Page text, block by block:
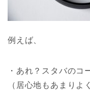
例えば、
・あれ？スタバのコ
（居心地もあまりよ